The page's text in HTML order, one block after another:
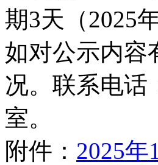
期3天（2025
如对公示内容
况。联系电话
室。
附件： 2025